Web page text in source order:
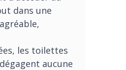
dans une
les toilettes
aucune